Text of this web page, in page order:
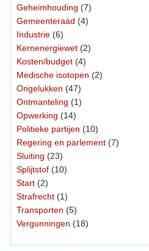
Geheimhouding (7)
Gemeenteraad (4)
Industrie (6)
Kernenergiewet (2)
Kosten/budget (4)
Medische isotopen (2)
Ongelukken (47)
Ontmanteling (1)
Opwerking (14)
Politieke partijen (10)
Regering en parlement (7)
Sluiting (23)
Splijtstof (10)
Start (2)
Strafrecht (1)
Transporten (5)
Vergunningen (18)